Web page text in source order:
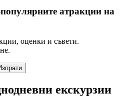
атракции на
оценки и съвети.
екскурзии